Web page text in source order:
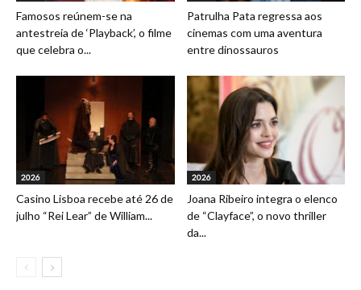
Famosos reúnem-se na
antestreia de ‘Playback’, o filme
que celebra o...
Patrulha Pata regressa aos
cinemas com uma aventura
entre dinossauros
2026
Casino Lisboa recebe até 26 de
julho “Rei Lear” de William...
2026
Joana Ribeiro integra o elenco
de “Clayface”, o novo thriller
da...